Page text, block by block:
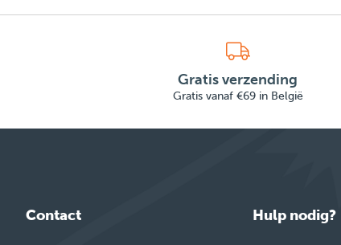
Gratis verzending
Gratis vanaf €69 in België
Contact Hulp nodig?